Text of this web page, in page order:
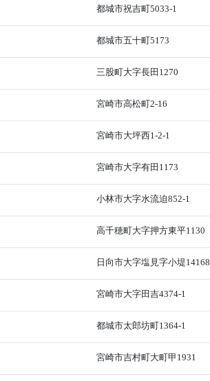
都城市祝吉町5033-1
都城市五十町5173
三股町大字長田1270
宮崎市高松町2-16
宮崎市大坪西1-2-1
宮崎市大字有田1173
小林市大字水流迫852-1
高千穂町大字押方東平1130
日向市大字塩見字小堤14168
宮崎市大字田吉4374-1
都城市太郎坊町1364-1
宮崎市吉村町大町甲1931